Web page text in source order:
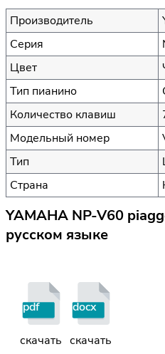
Производитель
Серия
Цвет
Тип пианино
Количество клавиш
Модельный номер
Тип
Страна
YAMAHA NP-V60
русском языке
pdf
скачать
docx
скачать